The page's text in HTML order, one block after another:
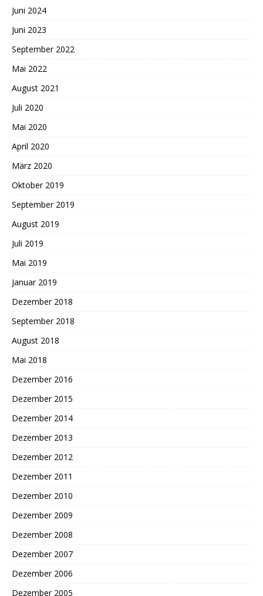
Juni 2024
Juni 2023
September 2022
Mai 2022
August 2021
Juli 2020
Mai 2020
April 2020
März 2020
Oktober 2019
September 2019
August 2019
Juli 2019
Mai 2019
Januar 2019
Dezember 2018
September 2018
August 2018
Mai 2018
Dezember 2016
Dezember 2015
Dezember 2014
Dezember 2013
Dezember 2012
Dezember 2011
Dezember 2010
Dezember 2009
Dezember 2008
Dezember 2007
Dezember 2006
Dezember 2005